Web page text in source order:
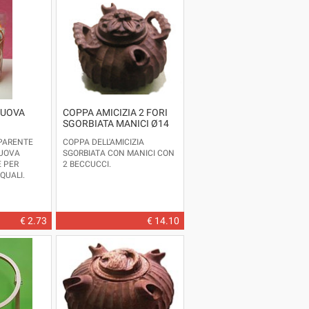
PER
ALTEZZA
€ 2.73
COPPA AMICIZIA 2 FORI
SGORBIATA MANICI Ø14
COPPA DELL'AMICIZIA
SGORBIATA CON MANICI CON
2 BECCUCCI.
€ 14.10